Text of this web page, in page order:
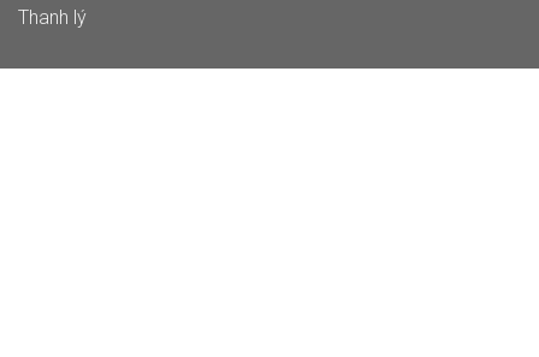
Thanh lý